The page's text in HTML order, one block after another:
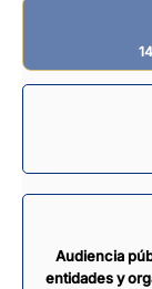
Audiencia
entidades y